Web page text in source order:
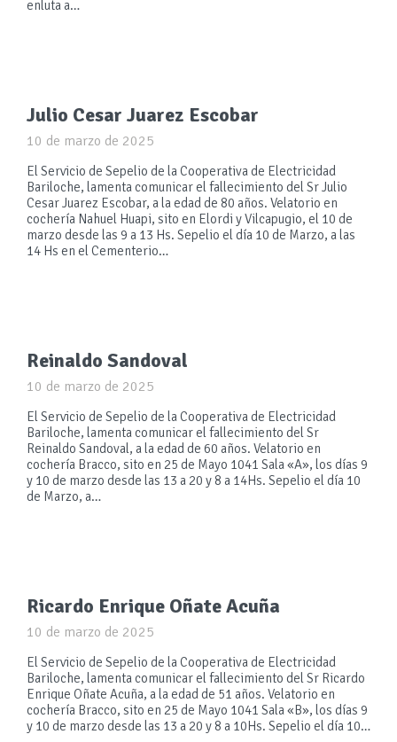
enluta a…
Julio Cesar Juarez Escobar
10 de marzo de 2025
El Servicio de Sepelio de la Cooperativa de Electricidad
Bariloche, lamenta comunicar el fallecimiento del Sr Julio
Cesar Juarez Escobar, a la edad de 80 años. Velatorio en
cochería Nahuel Huapi, sito en Elordi y Vilcapugio, el 10 de
marzo desde las 9 a 13 Hs. Sepelio el día 10 de Marzo, a las
14 Hs en el Cementerio…
Reinaldo Sandoval
10 de marzo de 2025
El Servicio de Sepelio de la Cooperativa de Electricidad
Bariloche, lamenta comunicar el fallecimiento del Sr
Reinaldo Sandoval, a la edad de 60 años. Velatorio en
cochería Bracco, sito en 25 de Mayo 1041 Sala «A», los días 9
y 10 de marzo desde las 13 a 20 y 8 a 14Hs. Sepelio el día 10
de Marzo, a…
Ricardo Enrique Oñate Acuña
10 de marzo de 2025
El Servicio de Sepelio de la Cooperativa de Electricidad
Bariloche, lamenta comunicar el fallecimiento del Sr Ricardo
Enrique Oñate Acuña, a la edad de 51 años. Velatorio en
cochería Bracco, sito en 25 de Mayo 1041 Sala «B», los días 9
y 10 de marzo desde las 13 a 20 y 8 a 10Hs. Sepelio el día 10…